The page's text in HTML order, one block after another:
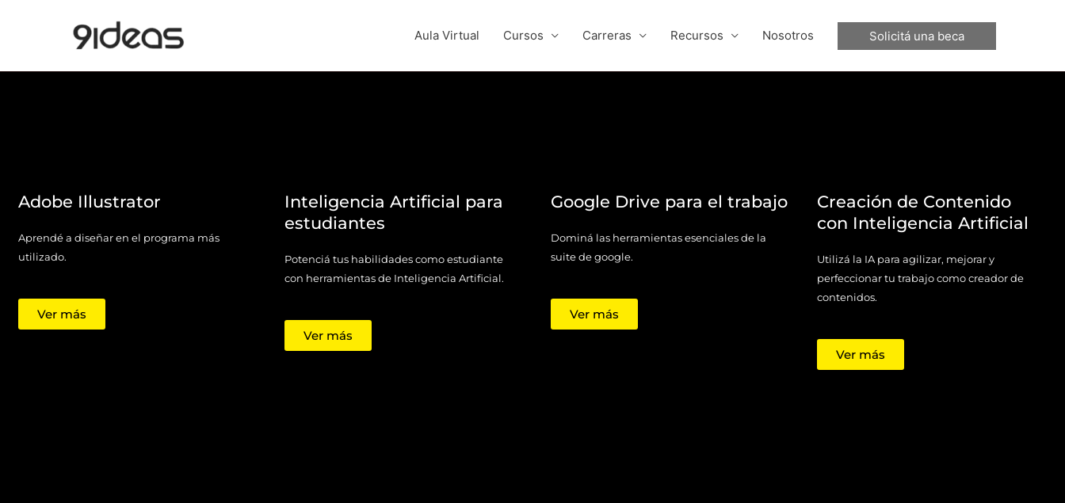
Aula Virtual Cursos Carreras Recursos Nosotros Solicitá una beca
Adobe Illustrator
Aprendé a diseñar en el programa más
utilizado.
Ver más
Inteligencia Artificial para
estudiantes
Potenciá tus habilidades como estudiante
con herramientas de Inteligencia Artificial.
Ver más
Google Drive para el trabajo
Dominá las herramientas esenciales de la
suite de google.
Ver más
Creación de Contenido
con Inteligencia Artificial
Utilizá la IA para agilizar, mejorar y
perfeccionar tu trabajo como creador de
contenidos.
Ver más